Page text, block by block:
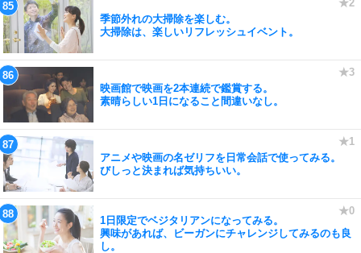
季節外れの大掃除を楽しむ。
大掃除は、楽しいリフレッシュイベント。
映画館で映画を2本連続で鑑賞する。
素晴らしい1日になること間違いなし。
アニメや映画の名ゼリフを日常会話で使ってみる。
びしっと決まれば気持ちいい。
1日限定でベジタリアンになってみる。
興味があれば、ビーガンにチャレンジしてみるのも良
し。